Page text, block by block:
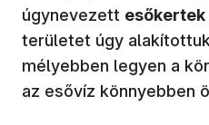
úgynevezett esőkertek
területet úgy
mélyebben legyen a
az esővíz könnyebben